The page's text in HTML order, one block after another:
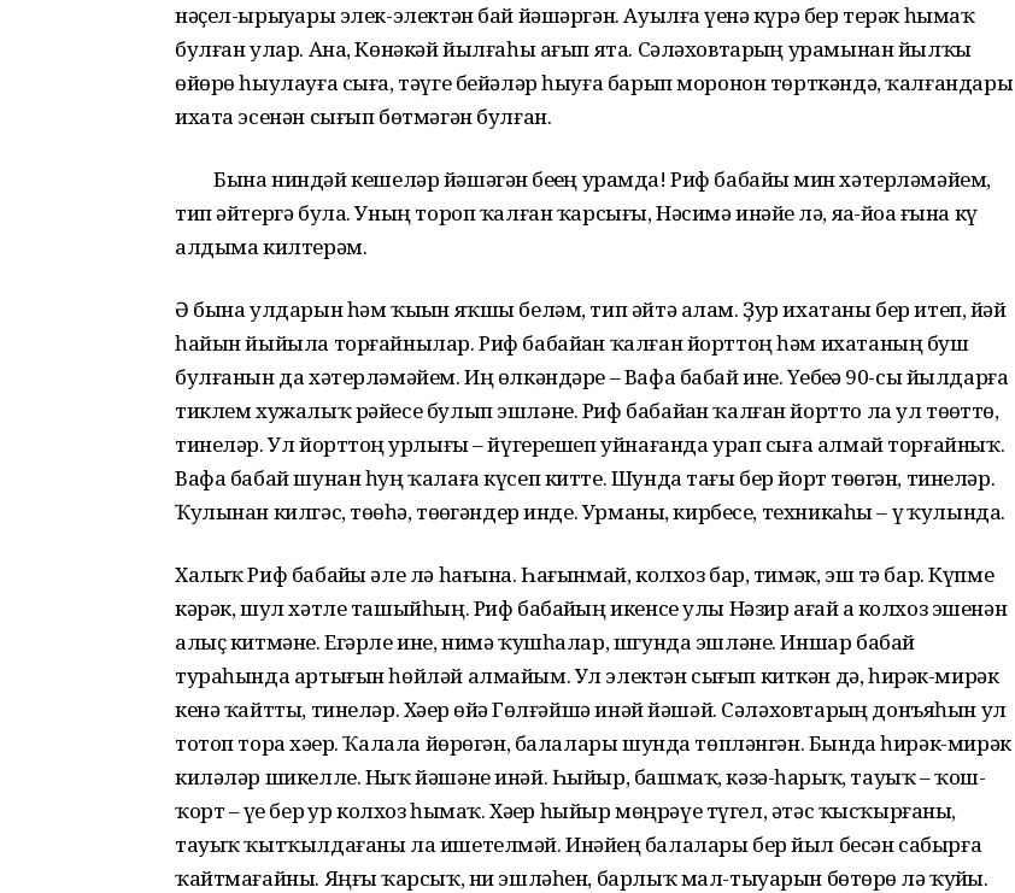
нәҫел-ырыуҙары элек-электән бай йәшәргән. Ауылға үҙенә күрә бер терәк һымаҡ
булған улар. Ана, Көнәкәй йылғаһы ағып ята. Сәләховтарҙың урамынан йылҡы
өйөрө һыулауға сыға, тәүге бейәләр һыуға барып моронон төрткәндә, ҡалғандары
ихата эсенән сығып бөтмәгән булған.
Бына ниндәй кешеләр йәшәгән беҙҙең урамда! Риф бабайҙы мин хәтерләмәйем,
тип әйтергә була. Уның тороп ҡалған ҡарсығы, Нәсимә инәйҙе лә, яҙа-йоҙа ғына күҙ
алдыма килтерәм.
Ә бына улдарын һәм ҡыҙын яҡшы беләм, тип әйтә алам. Ҙур ихатаны бер итеп, йәй
һайын йыйыла торғайнылар. Риф бабайҙан ҡалған йорттоң һәм ихатаның буш
булғанын да хәтерләмәйем. Иң өлкәндәре – Вафа бабай ине. Үҙебеҙҙә 90-сы йылдарға
тиклем хужалыҡ рәйесе булып эшләне. Риф бабайҙан ҡалған йортто ла ул төҙөттө,
тинеләр. Ул йорттоң ҙурлығы – йүгерешеп уйнағанда урап сыға алмай торғайныҡ.
Вафа бабай шунан һуң ҡалаға күсеп китте. Шунда тағы бер йорт төҙөгән, тинеләр.
Ҡулынан килгәс, төҙөһә, төҙөгәндер инде. Урманы, кирбесе, техникаһы – үҙ ҡулында.
Халыҡ Риф бабайҙы әле лә һағына. Һағынмай, колхоз бар, тимәк, эш тә бар. Күпме
кәрәк, шул хәтле ташыйһың. Риф бабайҙың икенсе улы Нәзир ағай ҙа колхоз эшенән
алыҫ китмәне. Егәрле ине, нимә ҡушһалар, шгунда эшләне. Иншар бабай
тураһында артығын һөйләй алмайым. Ул электән сығып киткән дә, һирәк-мирәк
кенә ҡайтты, тинеләр. Хәҙер өйҙә Гөлғәйшә инәй йәшәй. Сәләховтарҙың донъяһын ул
тотоп тора хәҙер. Ҡалала йөрөгән, балалары шунда төпләнгән. Бында һирәк-мирәк
киләләр шикелле. Ныҡ йәшәне инәй. Һыйыр, башмаҡ, кәзә-һарыҡ, тауыҡ – ҡош-
ҡорт – үҙе бер ҙур колхоз һымаҡ. Хәҙер һыйыр мөңрәүе түгел, әтәс ҡысҡырғаны,
тауыҡ ҡытҡылдағаны ла ишетелмәй. Инәйҙең балалары бер йыл бесән сабырға
ҡайтмағайны. Яңғыҙ ҡарсыҡ, ни эшләһен, барлыҡ мал-тыуарын бөтөрҙө лә ҡуйҙы.